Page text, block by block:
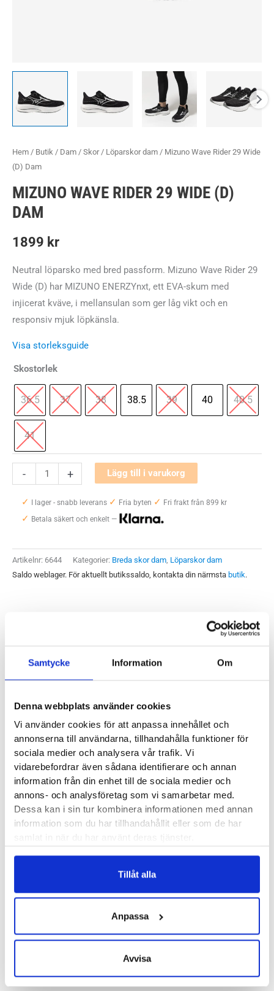
Samtycke Information Om
Denna webbplats använder cookies
Vi använder cookies för att anpassa innehållet och
annonserna till användarna, tillhandahålla funktioner för
sociala medier och analysera vår trafik. Vi
vidarebefordrar även sådana identifierare och annan
information från din enhet till de sociala medier och
annons- och analysföretag som vi samarbetar med.
Dessa kan i sin tur kombinera informationen med annan
information som du har tillhandahållit eller som de har
samlat in när du har använt deras tjänster.
Tillåt alla
Anpassa
Avvisa
Hem / Butik / Dam / Skor/ Löparskor dam / Mizuno Wave Rider 29 Wide
(D) Dam
MIZUNO WAVE RIDER 29 WIDE (D)
DAM
1899 kr
Neutral löparsko med bred passform. Mizuno Wave Rider 29
Wide (D) har MIZUNO ENERZYnxt, ett EVA-skum med
injicerat kväve, i mellansulan som ger låg vikt och en
responsiv mjuk löpkänsla.
Visa storleksguide
Skostorlek
36.5 37 38 38.5 39 40 40.5
41
-
Wave
Rider
(D)
Dam
+ Lägg till i varukorg
✓ I lager - snabb leverans ✓ Fria byten ✓ Fri frakt från 899 kr
✓ Betala säkert och enkelt —
Artikelnr: 6644 Kategorier: Breda skor dam, Löparskor dam
Saldo weblager. För aktuellt butikssaldo, kontakta din närmsta butik.
Mizuno Wave Rider har länge varit Mizunos bästsäljare. Att
den går in på sin tjugonionde version säger en hel del om hur
förärats med en fint uppdaterad mellansula. Med MIZUNO
ENERZYnxt, ett EVA-skum med injicerat kväve, i mellansulan
får vi låg vikt och en responsiv mjuk löpkänsla. Oavsett om
du springer långt, siktar på att öka tempot eller ger dig i kast
med ett lopp är Wave Rider 29 byggd för att klara det. Just
den här modellen är byggd på en bredare läst (D) och ger gott
om utrymme för dig med bredare eller lite högre fötter.
Normala, höga
Vikt:230 g
Mizunos artikelnummer:J1GD2506
Färgkod:Black Sand/White/Black